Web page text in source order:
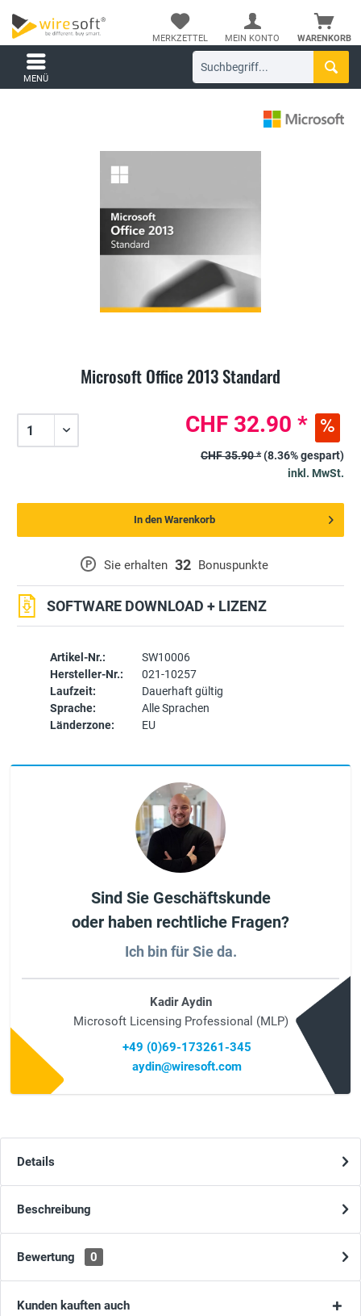
WARENKORB
MERKZETTEL MEIN KONTO
MENÜ
Microsoft Office 2013 Standard
Artikel-Nr.:
SW10006
Hersteller-Nr.:
021-10257
Laufzeit:
Dauerhaft gültig
Sprache:
Alle Sprachen
Länderzone:
EU
P Sie erhalten 32 Bonuspunkte
SOFTWARE DOWNLOAD + LIZENZ
CHF 32.90 *
CHF 35.90 *(8.36% gespart)
inkl. MwSt.
In den Warenkorb
Sind Sie Geschäftskunde
oder haben rechtliche Fragen?
Ich bin für Sie da.
Kadir Aydin
Microsoft Licensing Professional (MLP)
+49 (0)69-173261-345
aydin@wiresoft.com
Details
Beschreibung
Bewertung 0
Kunden kauften auch